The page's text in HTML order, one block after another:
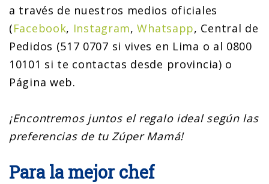
a través de nuestros medios oficiales
(Facebook, Instagram,Whatsapp, Central de
Pedidos (517 0707 si vives en Lima o al 0800
10101 si te contactas desde provincia) o
Página web.
¡Encontremos juntos el regalo ideal según las
preferencias de tu Zúper Mamá!
Para la mejor chef